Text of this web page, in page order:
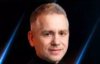
รอบที่ผ่าน
ามเสี่ยง
ษโดยไม่